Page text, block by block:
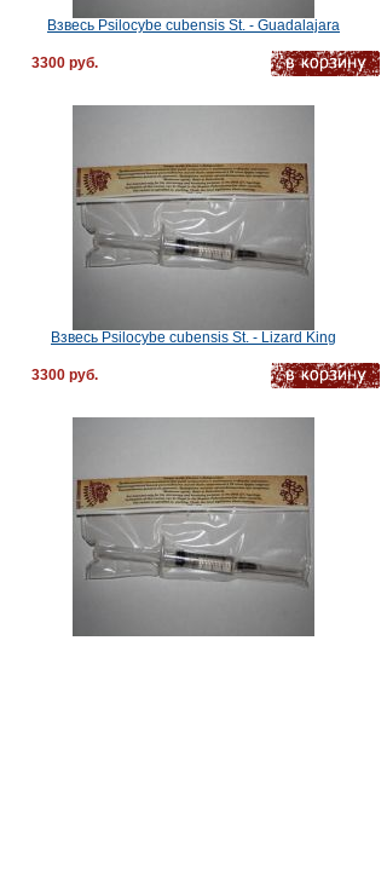
Взвесь Psilocybe cubensis St. - Guadalajara
3300 руб.
Взвесь Psilocybe cubensis St. - Lizard King
3300 руб.